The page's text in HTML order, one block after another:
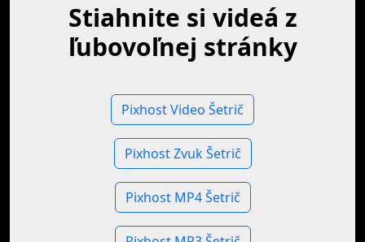
Stiahnite si videá z
ľubovoľnej stránky
Pixhost Video Šetrič
Pixhost Zvuk Šetrič
Pixhost MP4 Šetrič